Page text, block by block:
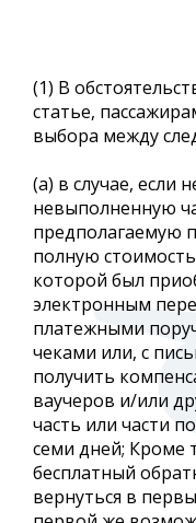
(1) В
статье,
выбора между
(a) в случае, если
невыполненную
предполагаемую
полную
которой был
электронным
платежными
чеками или, с
получить
ваучеров и/или
часть или части
семи дней; Кроме
бесплатный
вернуться в